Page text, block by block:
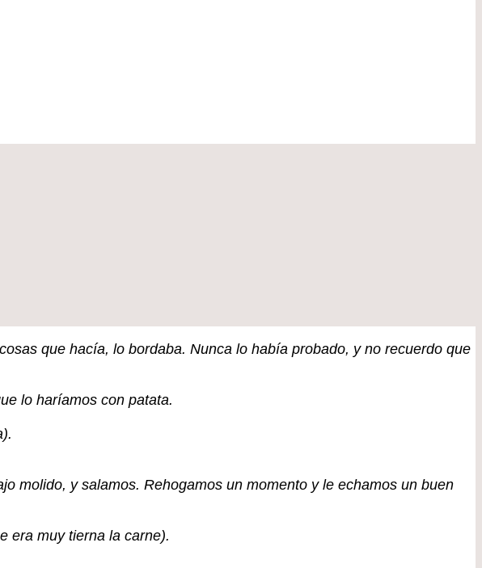
que hacía, lo bordaba. Nunca lo había probado, y no recuerdo que
lo haríamos con patata.
molido, y salamos. Rehogamos un momento y le echamos un buen
era muy tierna la carne).